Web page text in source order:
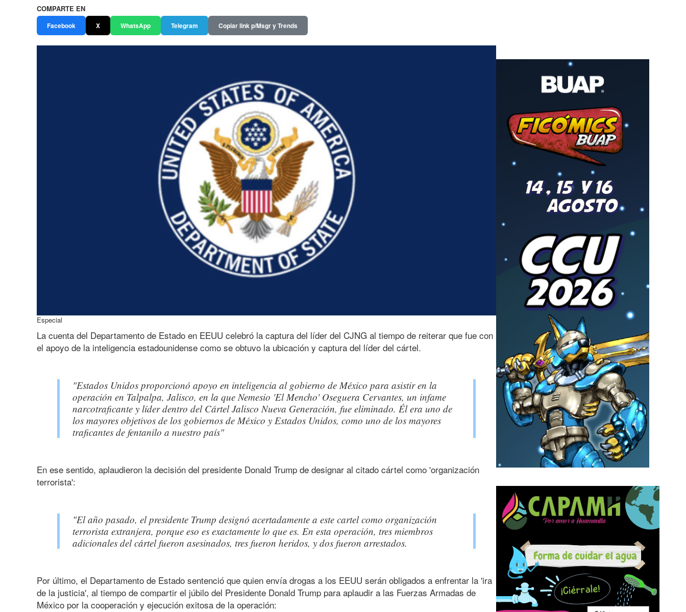
COMPARTE EN
Facebook X WhatsApp Telegram Copiar link p/Msgr y Trends
Especial
La cuenta del Departamento de Estado en EEUU celebró la captura del líder del CJNG al tiempo de reiterar que fue con
el apoyo de la inteligencia estadounidense como se obtuvo la ubicación y captura del líder del cártel.
"Estados Unidos proporcionó apoyo en inteligencia al gobierno de México para asistir en la
operación en Talpalpa, Jalisco, en la que Nemesio 'El Mencho' Oseguera Cervantes, un infame
narcotraficante y líder dentro del Cártel Jalisco Nueva Generación, fue eliminado. Él era uno de
los mayores objetivos de los gobiernos de México y Estados Unidos, como uno de los mayores
traficantes de fentanilo a nuestro país"
En ese sentido, aplaudieron la decisión del presidente Donald Trump de designar al citado cártel como 'organización
terrorista':
"El año pasado, el presidente Trump designó acertadamente a este cartel como organización
terrorista extranjera, porque eso es exactamente lo que es. En esta operación, tres miembros
adicionales del cártel fueron asesinados, tres fueron heridos, y dos fueron arrestados.
Por último, el Departamento de Estado sentenció que quien envía drogas a los EEUU serán obligados a enfrentar la 'ira
de la justicia', al tiempo de compartir el júbilo del Presidente Donald Trump para aplaudir a las Fuerzas Armadas de
México por la cooperación y ejecución exitosa de la operación: